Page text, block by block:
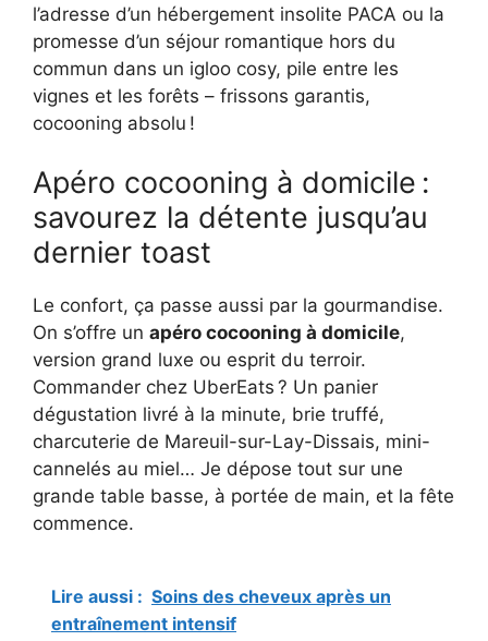
l’adresse d’un hébergement insolite PACA ou la
promesse d’un séjour romantique hors du
commun dans un igloo cosy, pile entre les
vignes et les forêts – frissons garantis,
cocooning absolu !
Apéro cocooning à domicile :
savourez la détente jusqu’au
dernier toast
Le confort, ça passe aussi par la gourmandise.
On s’offre un apéro cocooning à domicile,
version grand luxe ou esprit du terroir.
Commander chez UberEats ? Un panier
dégustation livré à la minute, brie truffé,
charcuterie de Mareuil-sur-Lay-Dissais, mini-
cannelés au miel… Je dépose tout sur une
grande table basse, à portée de main, et la fête
commence.
Lire aussi : Soins des cheveux après un
entraînement intensif